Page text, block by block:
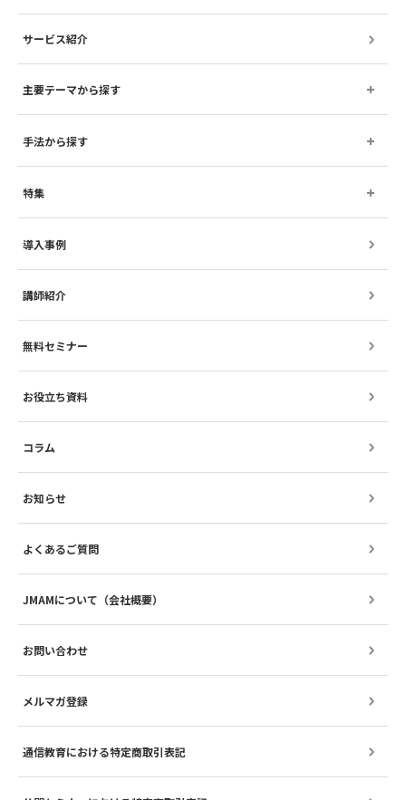
サービス紹介
主要テーマから探す
手法から探す
特集
導入事例
講師紹介
無料セミナー
お役立ち資料
コラム
お知らせ
よくあるご質問
JMAMについて（会社概要）
お問い合わせ
メルマガ登録
通信教育における特定商取引表記